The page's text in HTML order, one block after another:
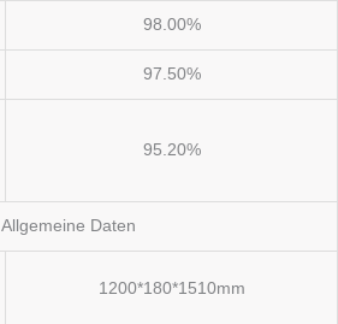
98.00%
97.50%
95.20%
Allgemeine Daten
1200*180*1510mm